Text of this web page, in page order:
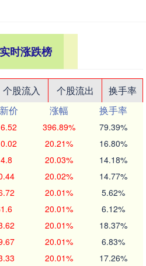
时涨跌榜
个股流入 个股流出
换手率
价 涨幅
换手率
396.89% 79.39%
20.21% 16.80%
20.03% 14.18%
20.02% 14.77%
20.01% 5.62%
20.01% 6.12%
20.01% 18.37%
20.01% 6.83%
20.01% 17.26%